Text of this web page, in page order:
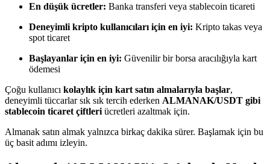
Bilgi
Ticaret bilgileri vb. dahil olmak üzere büyük veri analizi.
En düşük ücretler: Banka transferi veya stablecoin ticareti
Deneyimli kripto kullanıcıları için en iyi: Kripto takas veya
spot ticaret
Başlayanlar için en iyi: Güvenilir bir borsa aracılığıyla kart
ödemesi
Çoğu kullanıcı kolaylık için kart satın almalarıyla başlar,
deneyimli tüccarlar sık sık tercih ederken ALMANAK/USDT gibi
stablecoin ticaret çiftleri ücretleri azaltmak için.
Almanak satın almak yalnızca birkaç dakika sürer. Başlamak için bu
üç basit adımı izleyin.